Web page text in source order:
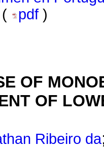
pdf )
OF
OF
Ribeiro da